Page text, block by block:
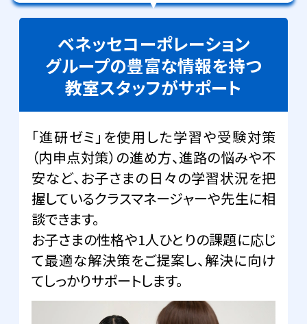
ベネッセコーポレーション
グループの豊富な情報を持つ
教室スタッフがサポート
「進研ゼミ」を使用した学習や受験対策
（内申点対策）の進め方、進路の悩みや不
安など、お子さまの日々の学習状況を把
握しているクラスマネージャーや先生に相
談できます。
お子さまの性格や1人ひとりの課題に応じ
て最適な解決策をご提案し、解決に向け
てしっかりサポートします。